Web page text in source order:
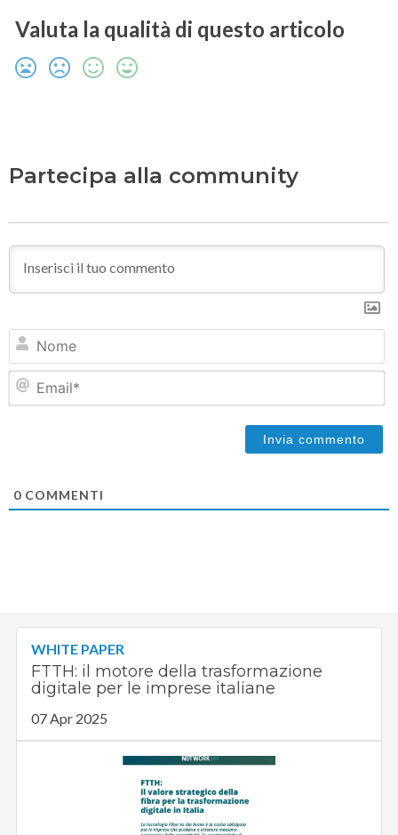
Valuta la qualità di questo articolo
Partecipa alla community
0 COMMENTI
WHITE PAPER
FTTH: il motore della trasformazione
digitale per le imprese italiane
07 Apr 2025